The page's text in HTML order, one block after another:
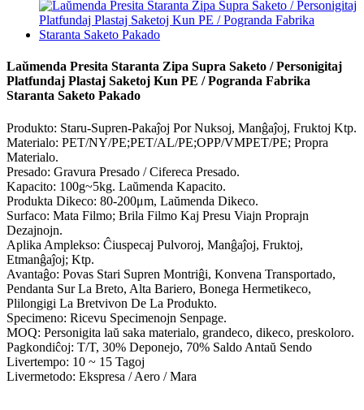
Laŭmenda Presita Staranta Zipa Supra Saketo / Personigitaj
Platfundaj Plastaj Saketoj Kun PE / Pogranda Fabrika
Staranta Saketo Pakado
Produkto: Staru-Supren-Pakaĵoj Por Nuksoj, Manĝaĵoj, Fruktoj Ktp.
Materialo: PET/NY/PE;PET/AL/PE;OPP/VMPET/PE; Propra
Materialo.
Presado: Gravura Presado / Cifereca Presado.
Kapacito: 100g~5kg. Laŭmenda Kapacito.
Produkta Dikeco: 80-200μm, Laŭmenda Dikeco.
Surfaco: Mata Filmo; Brila Filmo Kaj Presu Viajn Proprajn
Dezajnojn.
Aplika Amplekso: Ĉiuspecaj Pulvoroj, Manĝaĵoj, Fruktoj,
Etmanĝaĵoj; Ktp.
Avantaĝo: Povas Stari Supren Montriĝi, Konvena Transportado,
Pendanta Sur La Breto, Alta Bariero, Bonega Hermetikeco,
Plilongigi La Bretvivon De La Produkto.
Specimeno: Ricevu Specimenojn Senpage.
MOQ: Personigita laŭ saka materialo, grandeco, dikeco, preskoloro.
Pagkondiĉoj: T/T, 30% Deponejo, 70% Saldo Antaŭ Sendo
Livertempo: 10 ~ 15 Tagoj
Livermetodo: Ekspresa / Aero / Mara